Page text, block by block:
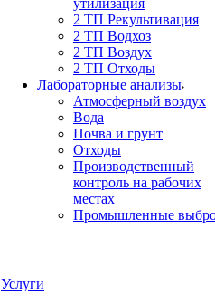
2 ТП Рекультивация
2 ТП Водхоз
2 ТП Воздух
2 ТП Отходы
Лабораторные анализы
Атмосферный воздух
Вода
Почва и грунт
Отходы
Производственный
контроль на рабочих
местах
Промышленные
Услуги